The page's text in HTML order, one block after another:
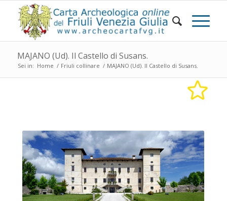
MAJANO (Ud). Il Castello di Susans.
Sei in: Home / Friuli collinare / MAJANO (Ud). Il Castello di Susans.